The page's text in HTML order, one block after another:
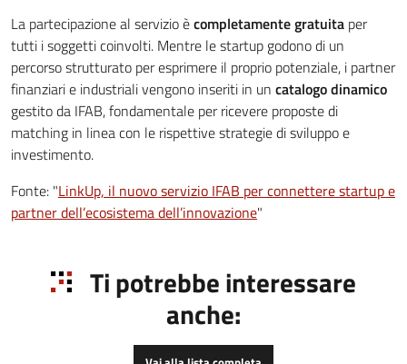
La partecipazione al servizio ècompletamente gratuita per
tutti i soggetti coinvolti. Mentre le startup godono di un
percorso strutturato per esprimere il proprio potenziale, i partner
finanziari e industriali vengono inseriti in un catalogo dinamico
gestito da IFAB, fondamentale per ricevere proposte di
matching in linea con le rispettive strategie di sviluppo e
investimento.
Fonte: "LinkUp, il nuovo servizio IFAB per connettere startup e
partner dell’ecosistema dell’innovazione"
Ti potrebbe interessare
anche: